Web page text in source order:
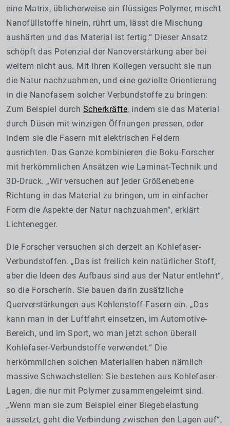
eine Matrix, üblicherweise ein flüssiges Polymer, mischt
Nanofüllstoffe hinein, rührt um, lässt die Mischung
aushärten und das Material ist fertig.“ Dieser Ansatz
schöpft das Potenzial der Nanoverstärkung aber bei
weitem nicht aus. Mit ihren Kollegen versucht sie nun
die Natur nachzuahmen, und eine gezielte Orientierung
in die Nanofasern solcher Verbundstoffe zu bringen:
Zum Beispiel durch Scherkräfte, indem sie das Material
durch Düsen mit winzigen Öffnungen pressen, oder
indem sie die Fasern mit elektrischen Feldern
ausrichten. Das Ganze kombinieren die Boku-Forscher
mit herkömmlichen Ansätzen wie Laminat-Technik und
3D-Druck. „Wir versuchen auf jeder Größenebene
Richtung in das Material zu bringen, um in einfacher
Form die Aspekte der Natur nachzuahmen“, erklärt
Lichtenegger.
Die Forscher versuchen sich derzeit an Kohlefaser-
Verbundstoffen. „Das ist freilich kein natürlicher Stoff,
aber die Ideen des Aufbaus sind aus der Natur entlehnt“,
so die Forscherin. Sie bauen darin zusätzliche
Querverstärkungen aus Kohlenstoff-Fasern ein. „Das
kann man in der Luftfahrt einsetzen, im Automotive-
Bereich, und im Sport, wo man jetzt schon überall
Kohlefaser-Verbundstoffe verwendet.“ Die
herkömmlichen solchen Materialien haben nämlich
massive Schwachstellen: Sie bestehen aus Kohlefaser-
Lagen, die nur mit Polymer zusammengeleimt sind.
„Wenn man sie zum Beispiel einer Biegebelastung
aussetzt, geht die Verbindung zwischen den Lagen auf“,